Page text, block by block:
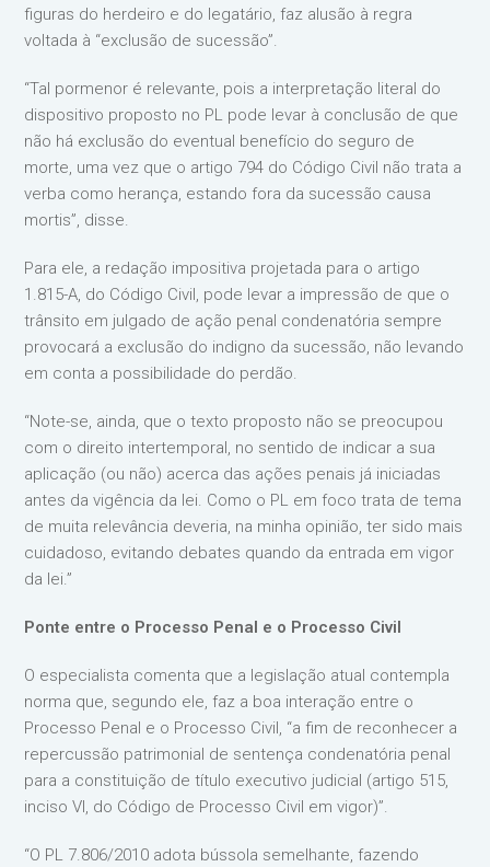
figuras do herdeiro e do legatário, faz alusão à regra
voltada à “exclusão de sucessão”.
“Tal pormenor é relevante, pois a interpretação literal do
dispositivo proposto no PL pode levar à conclusão de que
não há exclusão do eventual benefício do seguro de
morte, uma vez que o artigo 794 do Código Civil não trata a
verba como herança, estando fora da sucessão causa
mortis”, disse.
Para ele, a redação impositiva projetada para o artigo
1.815-A, do Código Civil, pode levar a impressão de que o
trânsito em julgado de ação penal condenatória sempre
provocará a exclusão do indigno da sucessão, não levando
em conta a possibilidade do perdão.
“Note-se, ainda, que o texto proposto não se preocupou
com o direito intertemporal, no sentido de indicar a sua
aplicação (ou não) acerca das ações penais já iniciadas
antes da vigência da lei. Como o PL em foco trata de tema
de muita relevância deveria, na minha opinião, ter sido mais
cuidadoso, evitando debates quando da entrada em vigor
da lei.”
Ponte entre o Processo Penal e o Processo Civil
O especialista comenta que a legislação atual contempla
norma que, segundo ele, faz a boa interação entre o
Processo Penal e o Processo Civil, “a fim de reconhecer a
repercussão patrimonial de sentença condenatória penal
para a constituição de título executivo judicial (artigo 515,
inciso VI, do Código de Processo Civil em vigor)”.
“O PL 7.806/2010 adota bússola semelhante, fazendo